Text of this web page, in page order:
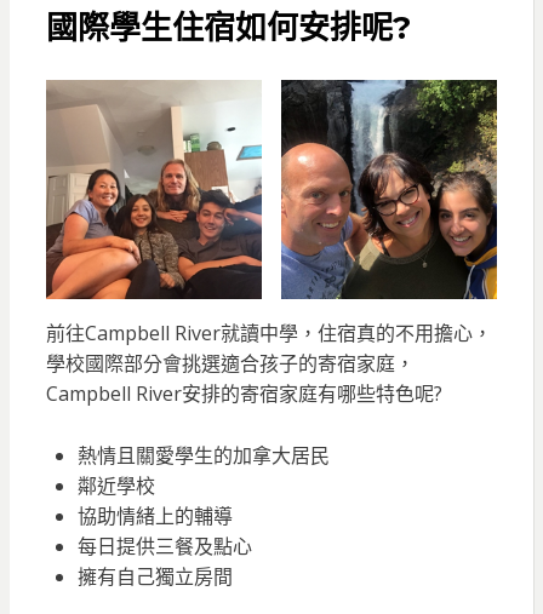
國際學生住宿如何安排呢?
前往Campbell River就讀中學，住宿真的不用擔心，
學校國際部分會挑選適合孩子的寄宿家庭，
Campbell River安排的寄宿家庭有哪些特色呢?
熱情且關愛學生的加拿大居民
鄰近學校
協助情緒上的輔導
每日提供三餐及點心
擁有自己獨立房間